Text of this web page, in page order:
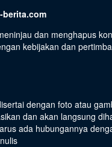
berita.com
dan menghapus
kebijakan dan
dengan foto atau
dan akan langsung
ada hubungannya